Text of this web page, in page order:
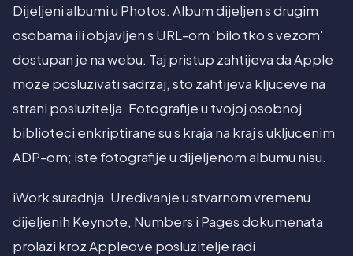
Dijeljeni albumi u Photos. Album dijeljen s drugim
osobama ili objavljen s URL-om 'bilo tko s vezom'
dostupan je na webu. Taj pristup zahtijeva da Apple
moze posluzivati sadrzaj, sto zahtijeva kljuceve na
strani posluzitelja. Fotografije u tvojoj osobnoj
biblioteci enkriptirane su s kraja na kraj s ukljucenim
ADP-om; iste fotografije u dijeljenom albumu nisu.
iWork suradnja. Uredivanje u stvarnom vremenu
dijeljenih Keynote, Numbers i Pages dokumenata
prolazi kroz Appleove posluzitelje radi